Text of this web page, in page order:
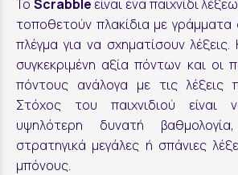
Το Scrabble είναι ένα παιχνίδι
τοποθετούν πλακίδια με
πλέγμα για να σχηματίσουν
συγκεκριμένη αξία πόντων και οι
πόντους ανάλογα με τις λέξεις
Στόχος του παιχνιδιού είναι
υψηλότερη δυνατή
στρατηγικά μεγάλες ή σπάνιες
μπόνους.